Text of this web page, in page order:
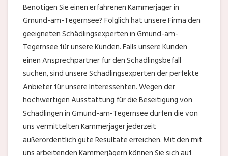
Benötigen Sie einen erfahrenen Kammerjäger in
Gmund-am-Tegernsee? Folglich hat unsere Firma den
geeigneten Schädlingsexperten in Gmund-am-
Tegernsee für unsere Kunden. Falls unsere Kunden
einen Ansprechpartner für den Schädlingsbefall
suchen, sind unsere Schädlingsexperten der perfekte
Anbieter für unsere Interessenten. Wegen der
hochwertigen Ausstattung für die Beseitigung von
Schädlingen in Gmund-am-Tegernsee dürfen die von
uns vermittelten Kammerjäger jederzeit
außerordentlich gute Resultate erreichen. Mit den mit
uns arbeitenden Kammerjägern können Sie sich auf